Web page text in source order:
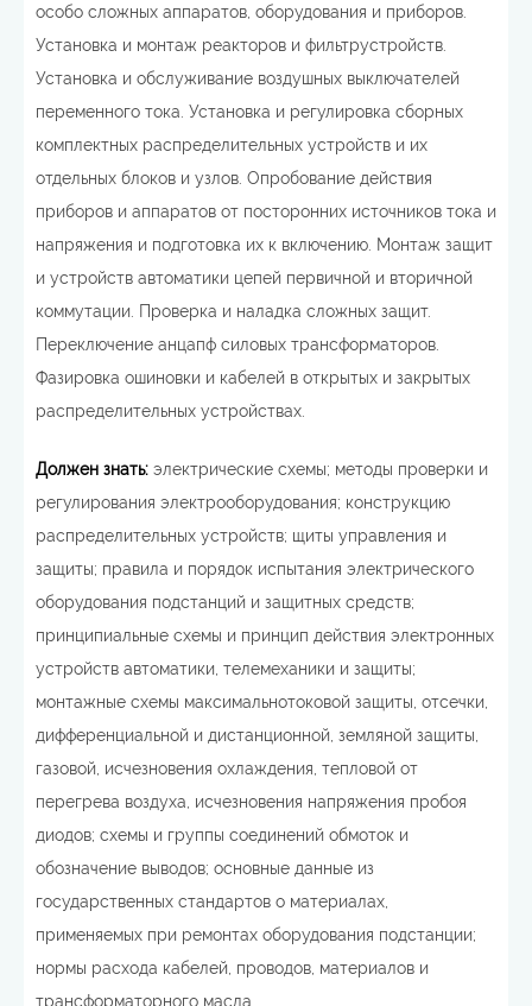
особо сложных аппаратов, оборудования и приборов.
Установка и монтаж реакторов и фильтрустройств.
Установка и обслуживание воздушных выключателей
переменного тока. Установка и регулировка сборных
комплектных распределительных устройств и их
отдельных блоков и узлов. Опробование действия
приборов и аппаратов от посторонних источников тока и
напряжения и подготовка их к включению. Монтаж защит
и устройств автоматики цепей первичной и вторичной
коммутации. Проверка и наладка сложных защит.
Переключение анцапф силовых трансформаторов.
Фазировка ошиновки и кабелей в открытых и закрытых
распределительных устройствах.
Должен знать: электрические схемы; методы проверки и
регулирования электрооборудования; конструкцию
распределительных устройств; щиты управления и
защиты; правила и порядок испытания электрического
оборудования подстанций и защитных средств;
принципиальные схемы и принцип действия электронных
устройств автоматики, телемеханики и защиты;
монтажные схемы максимальнотоковой защиты, отсечки,
дифференциальной и дистанционной, земляной защиты,
газовой, исчезновения охлаждения, тепловой от
перегрева воздуха, исчезновения напряжения пробоя
диодов; схемы и группы соединений обмоток и
обозначение выводов; основные данные из
государственных стандартов о материалах,
применяемых при ремонтах оборудования подстанции;
нормы расхода кабелей, проводов, материалов и
трансформаторного масла.